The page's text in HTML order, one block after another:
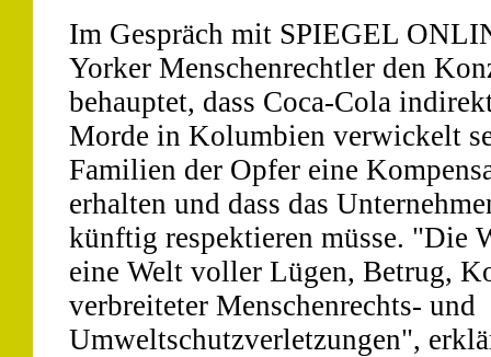
Im Gespräch mit SPIEGEL
Yorker Menschenrechtler den
behauptet, dass Coca-Cola
Morde in Kolumbien verwickelt
Familien der Opfer eine
erhalten und dass das
künftig respektieren müsse. "Die
eine Welt voller Lügen, Betrug,
verbreiteter Menschenrechts- und
Umweltschutzverletzungen",